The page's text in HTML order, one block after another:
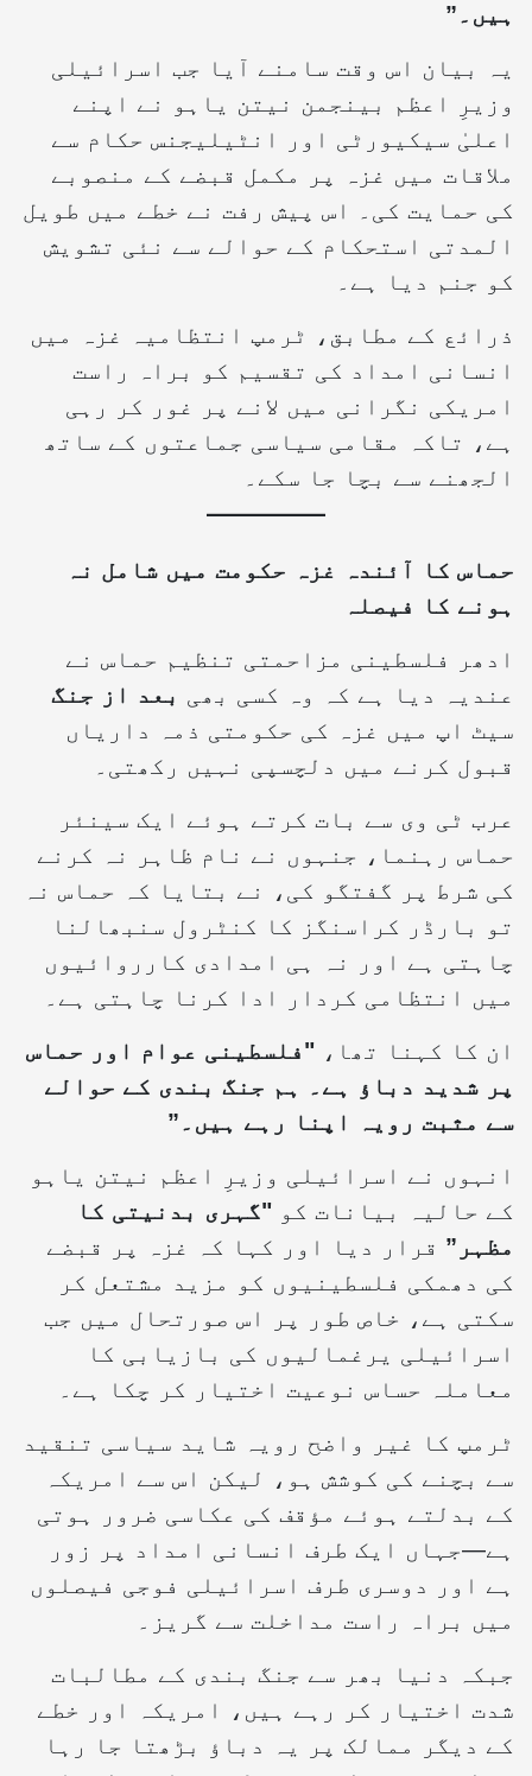
ہیں۔”
یہ بیان اس وقت سامنے آیا جب اسرائیلی
وزیرِ اعظم بینجمن نیتن یاہو نے اپنے
اعلیٰ سیکیورٹی اور انٹیلیجنس حکام سے
ملاقات میں غزہ پر مکمل قبضے کے منصوبے
کی حمایت کی۔ اس پیش رفت نے خطے میں طویل
المدتی استحکام کے حوالے سے نئی تشویش
کو جنم دیا ہے۔
ذرائع کے مطابق، ٹرمپ انتظامیہ غزہ میں
انسانی امداد کی تقسیم کو براہ راست
امریکی نگرانی میں لانے پر غور کر رہی
ہے، تاکہ مقامی سیاسی جماعتوں کے ساتھ
الجھنے سے بچا جا سکے۔
حماس کا آئندہ غزہ حکومت میں شامل نہ
ہونے کا فیصلہ
ادھر فلسطینی مزاحمتی تنظیم حماس نے
عندیہ دیا ہے کہ وہ کسی بھی بعد از جنگ
سیٹ اپ میں غزہ کی حکومتی ذمہ داریاں
قبول کرنے میں دلچسپی نہیں رکھتی۔
عرب ٹی وی سے بات کرتے ہوئے ایک سینئر
حماس رہنما، جنہوں نے نام ظاہر نہ کرنے
کی شرط پر گفتگو کی، نے بتایا کہ حماس نہ
تو بارڈر کراسنگز کا کنٹرول سنبھالنا
چاہتی ہے اور نہ ہی امدادی کارروائیوں
میں انتظامی کردار ادا کرنا چاہتی ہے۔
ان کا کہنا تھا، "فلسطینی عوام اور حماس
پر شدید دباؤ ہے۔ ہم جنگ بندی کے حوالے
سے مثبت رویہ اپنا رہے ہیں۔”
انہوں نے اسرائیلی وزیرِ اعظم نیتن یاہو
کے حالیہ بیانات کو "گہری بدنیتی کا
مظہر” قرار دیا اور کہا کہ غزہ پر قبضے
کی دھمکی فلسطینیوں کو مزید مشتعل کر
سکتی ہے، خاص طور پر اس صورتحال میں جب
اسرائیلی یرغمالیوں کی بازیابی کا
معاملہ حساس نوعیت اختیار کر چکا ہے۔
ٹرمپ کا غیر واضح رویہ شاید سیاسی تنقید
سے بچنے کی کوشش ہو، لیکن اس سے امریکہ
کے بدلتے ہوئے مؤقف کی عکاسی ضرور ہوتی
ہے—جہاں ایک طرف انسانی امداد پر زور
ہے اور دوسری طرف اسرائیلی فوجی فیصلوں
میں براہ راست مداخلت سے گریز۔
جبکہ دنیا بھر سے جنگ بندی کے مطالبات
شدت اختیار کر رہے ہیں، امریکہ اور خطے
کے دیگر ممالک پر یہ دباؤ بڑھتا جا رہا